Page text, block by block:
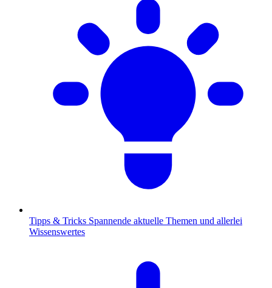
Tipps & Tricks Spannende aktuelle Themen und allerlei
Wissenswertes